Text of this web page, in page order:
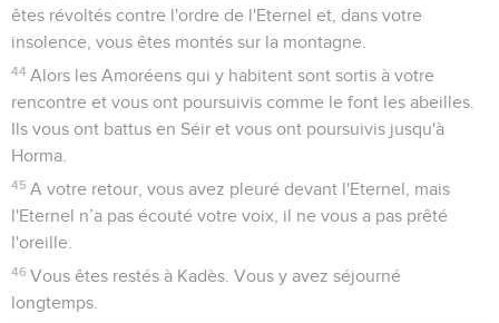
êtes révoltés contre l'ordre de l'Eternel et, dans votre
insolence, vous êtes montés sur la montagne.
44 Alors les Amoréens qui y habitent sont sortis à votre
rencontre et vous ont poursuivis comme le font les abeilles.
Ils vous ont battus en Séir et vous ont poursuivis jusqu'à
Horma.
45 A votre retour, vous avez pleuré devant l'Eternel, mais
l'Eternel n’a pas écouté votre voix, il ne vous a pas prêté
l'oreille.
46 Vous êtes restés à Kadès. Vous y avez séjourné
longtemps.